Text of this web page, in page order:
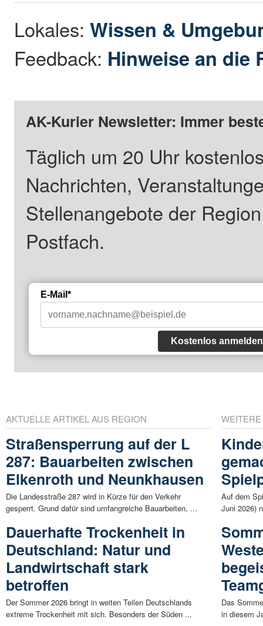
Lokales:Wissen &
Feedback: Hinweise an die
AK-Kurier Newsletter: Immer
Täglich um 20 Uhr
Nachrichten,
Stellenangebote der
Postfach.
E-Mail*
Kostenlos anmelden
AKTUELLE ARTIKEL AUS REGION
Straßensperrung auf der L
287: Bauarbeiten zwischen
Elkenroth und Neunkhausen
Die Landesstraße 287 wird in Kürze für den Verkehr
gesperrt. Grund dafür sind umfangreiche Bauarbeiten, ...
Dauerhafte Trockenheit in
Deutschland: Natur und
Landwirtschaft stark
betroffen
Der Sommer 2026 bringt in weiten Teilen Deutschlands
extreme Trockenheit mit sich. Besonders der Süden ...
Auf dem
Juni 2026)
Das
in diesem